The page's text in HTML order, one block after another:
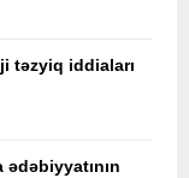
təzyiq iddiaları